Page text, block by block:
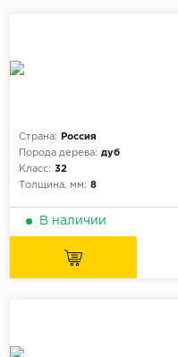
Страна:
Россия
Порода дерева: дуб
Класс: 32
Толщина, мм: 8
В наличии